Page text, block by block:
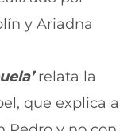
y Ariadna
relata la
que explica a